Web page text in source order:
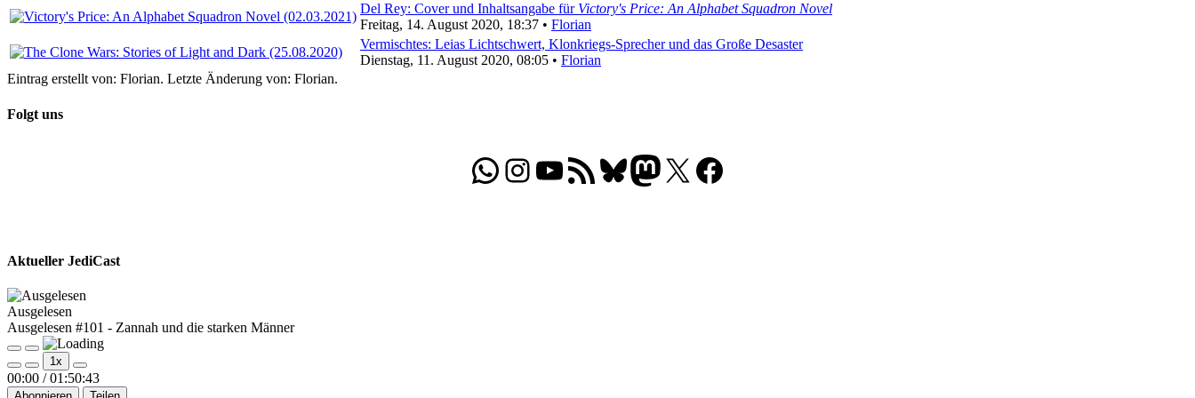
Del Rey: Cover und Inhaltsangabe für Victory's Price: An Alphabet Squadron Novel
Freitag, 14. August 2020, 18:37 • Florian
Vermischtes: Leias Lichtschwert, Klonkriegs-Sprecher und das Große Desaster
Dienstag, 11. August 2020, 08:05 • Florian
Eintrag erstellt von: Florian. Letzte Änderung von: Florian.
Folgt uns
WhatsApp
Folgt uns auf Instagram
Besucht unseren YouTube-Kanal
RSS-FeedBluesky
Folgt uns auf Mastodon
X Folgt uns auf Facebook
Aktueller JediCast
Ausgelesen
Ausgelesen #101 - Zannah und die starken Männer
Play
Episode
Pause
Episode
1x
00:00 / 01:50:43